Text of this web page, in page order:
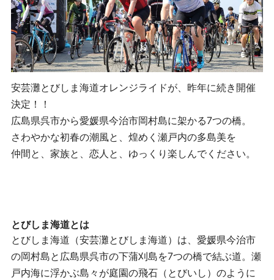
安芸灘とびしま海道オレンジライドが、昨年に続き開催
決定！！
広島県呉市から愛媛県今治市岡村島に架かる7つの橋。
さわやかな初春の潮風と、煌めく瀬戸内の多島美を
仲間と、家族と、恋人と、ゆっくり楽しんでください。
とびしま海道とは
とびしま海道（安芸灘とびしま海道）は、愛媛県今治市
の岡村島と広島県呉市の下蒲刈島を7つの橋で結ぶ道。 瀬
戸内海に浮かぶ島々が庭園の飛石（とびいし）のように